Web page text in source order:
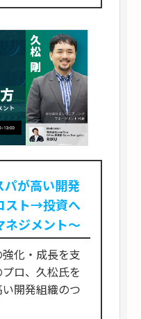
パが高い開発
スト→投資へ
ネジメント〜
化・成長を支
ロ、久松氏を
開発組織のつ